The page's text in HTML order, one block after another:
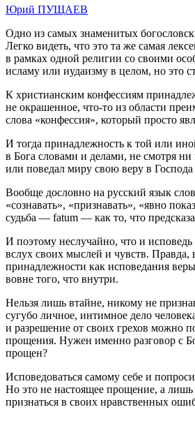
Юрий ПУЩАЕВ
Одно из самых знаменитых
Легко видеть, что это та же самая
в рамках одной религии со своими
исламу или иудаизму в целом, но это
К христианским конфессиям
не окрашенное, что-то из области
слова «конфессия», который просто
И тогда принадлежность к той или
в Бога словами и делами, не смотря
или поведал миру свою веру в
Вообще дословно на русский язык
«сознавать», «признавать», «явно
судьба — fatum — как то, что
И поэтому неслучайно, что и
вслух своих мыслей и чувств. Правда,
принадлежности как исповедания
вовне того, что внутри.
Нельзя лишь втайне, никому не
сугубо личное, интимное дело
и разрешение от своих грехов можно
прощения. Нужен именно разговор с
прощен?
Исповедоваться самому себе и
Но это не настоящее прощение, а лишь
признаться в своих нравственных